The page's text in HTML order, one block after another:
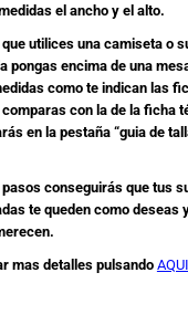
el ancho y el alto.
utilices una camiseta o
pongas encima de una
como te indican las
con la de la ficha
en la pestaña “guia de
conseguirás que tus
te queden como deseas
detalles pulsando AQUI